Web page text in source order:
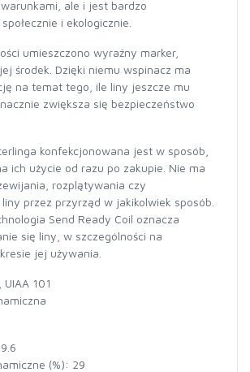
ale i jest bardzo
i ekologicznie.
umieszczono wyraźny marker,
środek. Dzięki niemu wspinacz ma
na temat tego, ile liny jeszcze mu
zwiększa się bezpieczeństwo
konfekcjonowana jest w sposób,
ich użycie od razu po zakupie. Nie ma
rozplątywania czy
przez przyrząd w jakikolwiek sposób.
Send Ready Coil oznacza
się liny, w szczególności na
jej używania.
101
(%): 29